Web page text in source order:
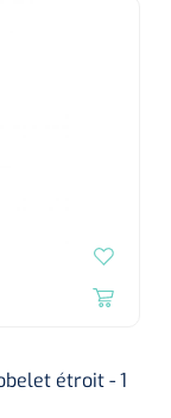
étroit - 1